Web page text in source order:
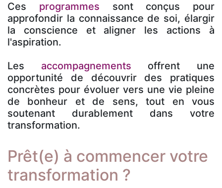
Ces programmes sont conçus pour
approfondir la connaissance de soi, élargir
la conscience et aligner les actions à
l'aspiration.
Les accompagnements offrent une
opportunité de découvrir des pratiques
concrètes pour évoluer vers une vie pleine
de bonheur et de sens, tout en vous
soutenant durablement dans votre
transformation.
Prêt(e) à commencer votre
transformation ?